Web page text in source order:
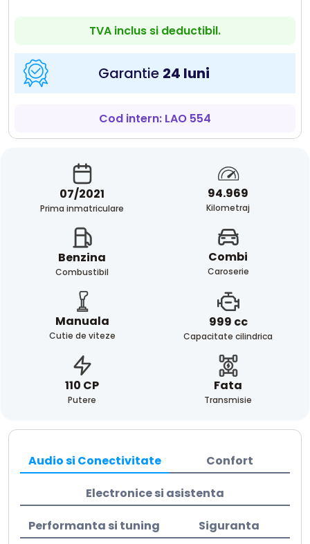
TVA inclus si deductibil.
Garantie 24 luni
Cod intern: LAO 554
07/2021
Prima inmatriculare
94.969
Kilometraj
Benzina
Combustibil
Combi
Caroserie
Manuala
Cutie de viteze
999 cc
Capacitate cilindrica
110 CP
Putere
Fata
Transmisie
Audio si Conectivitate Confort
Electronice si asistenta
Performanta si tuning Siguranta